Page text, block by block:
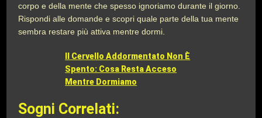
corpo e della mente che spesso ignoriamo durante il giorno.
Rispondi alle domande e scopri quale parte della tua mente
sembra restare più attiva mentre dormi.
Il Cervello Addormentato Non È
Spento: Cosa Resta Acceso
Mentre Dormiamo
Sogni Correlati: